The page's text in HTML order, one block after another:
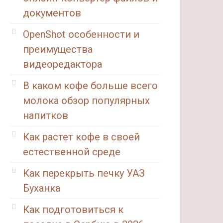
документов
OpenShot особенности и
преимущества
видеоредактора
В каком кофе больше всего
молока обзор популярных
напитков
Как растет кофе в своей
естественной среде
Как перекрыть печку УАЗ
Буханка
Как подготовиться к